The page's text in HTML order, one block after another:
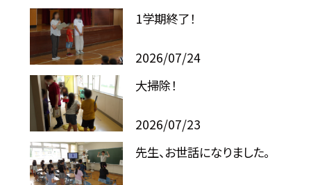
1学期終了！
2026/07/24
大掃除！
2026/07/23
先生、お世話になりました。